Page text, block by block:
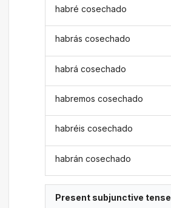
habré cosechado
habrás cosechado
habrá cosechado
habremos cosechado
habréis cosechado
habrán cosechado
Present subjunctive tense